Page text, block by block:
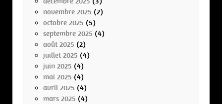
novembre 2025 (2)
octobre 2025 (5)
septembre 2025 (4)
août 2025 (2)
juillet 2025 (4)
juin 2025 (4)
mai 2025 (4)
avril 2025 (4)
mars 2025 (4)